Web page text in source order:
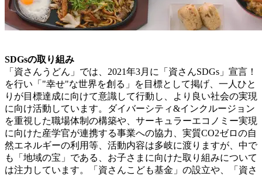
SDGsの取り組み
「資さんうどん」では、2021年3月に「資さんSDGs」宣言！
を行い「"幸せ"な世界を創る」を目標として掲げ、一人ひと
りが目標達成に向けて意識して行動し、より良い社会の実現
に向け活動しています。ダイバーシティ&インクルージョン
を重視した職場体制の構築や、サーキュラーエコノミー実現
に向けた産学官が連携する事業への協力、実質CO2ゼロの自
然エネルギーの利用等、活動内容は多岐に渡りますが、中で
も「地域の宝」である、お子さまに向けた取り組みについて
は注力しています。「資さんこども基金」の設立や、「資さ